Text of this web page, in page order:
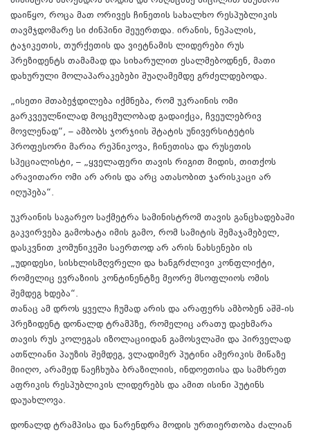
დაიწყო, როცა მათ ორივეს ჩინეთის სახალხო რესპუბლიკის
თავმჯდომარე სი ძინპინი შეუერთდა. ირანის, ნეპალის,
ტაჯიკეთის, თურქეთის და ვიეტნამის ლიდერები რუს
პრეზიდენტს თამამად და სიხარულით ესალმებოდნენ, მათი
დახურული მოლაპარაკებები შუაღამემდე გრძელდებოდა.
„ისეთი შთაბეჭდილება იქმნება, რომ უკრაინის ომი
გარკვეულწილად მოცემულობად გადაიქცა, ჩვეულებრივ
მოვლენად“, – ამბობს ჯორჯიის შტატის უნივერსიტეტის
პროფესორი მარია რეპნიკოვა, ჩინეთისა და რუსეთის
სპეციალისტი, – „ყველაფერი თავის რიგით მიდის, თითქოს
არავითარი ომი არ არის და არც ათასობით ჯარისკაცი არ
იღუპება“.
უკრაინის საგარეო საქმეტრა სამინისტრომ თავის განცხადებაში
გაკვირვება გამოხატა იმის გამო, რომ სამიტის შემაჯამებელ,
დასკვნით კომუნიკეში საერთოდ არ არის ნახსენები ის
„უდიდესი, სისხლისმღვრელი და ხანგრძლივი კონფლიქტი,
რომელიც ევრაზიის კონტინენტზე მეორე მსოფლიოს ომის
შემდეგ ხდება“.
თანაც ამ დროს ყველა ჩუმად არის და არაფერს ამბობენ აშშ-ის
პრეზიდენტ დონალდ ტრამპზე, რომელიც არათუ დაეხმარა
თავის რუს კოლეგას იზოლაციიდან გამოსვლაში და პირველად
ათწლიანი პაუზის შემდეგ, ვლადიმერ პუტინი ამერიკის მიწაზე
მიიღო, არამედ წაეჩხუბა ბრაზილიის, ინდოეთისა და სამხრეთ
აფრიკის რესპუბლიკის ლიდერებს და ამით ისინი პუტინს
დაუახლოვა.
დონალდ ტრამპისა და ნარენდრა მოდის ურთიერთობა ძალიან